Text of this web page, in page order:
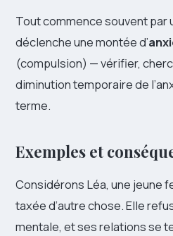
Tout commence souvent par
déclenche une montée d’
(compulsion) — vérifier,
diminution temporaire de
terme.
Exemples et
Considérons Léa, une jeune
taxée d’autre chose. Elle
mentale, et ses relations se